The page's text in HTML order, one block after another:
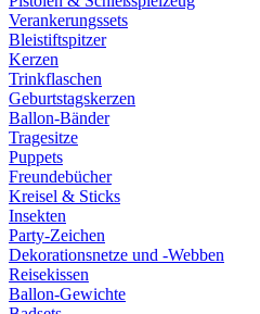
Verankerungssets
Bleistiftspitzer
Kerzen
Trinkflaschen
Geburtstagskerzen
Ballon-Bänder
Tragesitze
Puppets
Freundebücher
Kreisel & Sticks
Insekten
Party-Zeichen
Dekorationsnetze und -Webben
Reisekissen
Ballon-Gewichte